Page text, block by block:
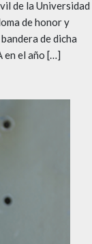
de la Universidad
de honor y
de dicha
en el año […]